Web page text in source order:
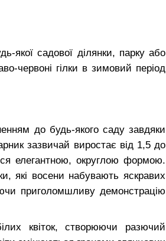
якої садової ділянки, парку або
червоні гілки в зимовий період
до будь-якого саду завдяки
зазвичай виростає від 1,5 до
елегантною, округлою формою.
які восени набувають яскравих
приголомшливу демонстрацію
квіток, створюючи разючий